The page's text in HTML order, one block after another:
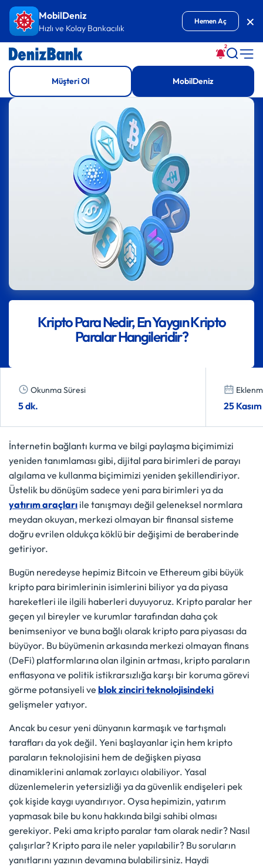
İçeriğe GitMobilDeniz
Hızlı ve Kolay Bankacılık
Hemen Aç
2
Müşteri Ol MobilDeniz
Kripto Para Nedir, En Yaygın Kripto
Paralar Hangileridir?
Okunma Süresi
5 dk. 25
İnternetin bağlantı kurma ve bilgi paylaşma biçimimizi
yeniden tanımlaması gibi, dijital para birimleri de parayı
algılama ve kullanma biçimimizi yeniden şekillendiriyor.
Üstelik bu dönüşüm sadece yeni para birimleri ya da
yatırım araçları ile tanışmayı değil geleneksel normlara
meydan okuyan, merkezi olmayan bir finansal sisteme
doğru evrilen oldukça köklü bir değişimi de beraberinde
getiriyor.
Bugün neredeyse hepimiz Bitcoin ve Ethereum gibi büyük
kripto para birimlerinin isimlerini biliyor ya da piyasa
hareketleri ile ilgili haberleri duyuyoruz. Kripto paralar her
geçen yıl bireyler ve kurumlar tarafından daha çok
benimseniyor ve buna bağlı olarak kripto para piyasası da
büyüyor. Bu büyümenin arkasında merkezi olmayan finans
(DeFi) platformlarına olan ilginin artması, kripto paraların
enflasyona ve politik istikrarsızlığa karşı bir koruma görevi
görme potansiyeli ve blok zinciri teknolojisindeki
gelişmeler yatıyor.
Ancak bu cesur yeni dünyanın karmaşık ve tartışmalı
tarafları da yok değil. Yeni başlayanlar için hem kripto
paraların teknolojisini hem de değişken piyasa
dinamiklerini anlamak zorlayıcı olabiliyor. Yasal
düzenlemelerin yetersizliği ya da güvenlik endişeleri pek
çok kişide kaygı uyandırıyor. Oysa hepimizin, yatırım
yapmasak bile bu konu hakkında bilgi sahibi olması
gerekiyor. Peki ama kripto paralar tam olarak nedir? Nasıl
çalışırlar? Kripto para ile neler yapılabilir? Bu soruların
yanıtlarını yazının devamına bulabilirsiniz. Haydi